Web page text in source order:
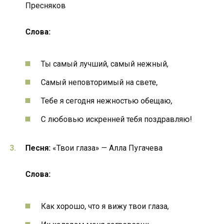
Пресняков
Слова:
Ты самый лучший, самый нежный,
Самый неповторимый на свете,
Тебе я сегодня нежностью обещаю,
С любовью искренней тебя поздравляю!
Песня: «Твои глаза» — Алла Пугачева
Слова:
Как хорошо, что я вижу твои глаза,